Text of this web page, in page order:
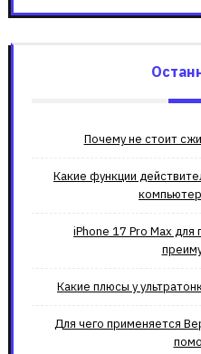
Почему не стоит
Какие функции
iPhone 17 Pro Max
Какие плюсы у
Для чего применяется